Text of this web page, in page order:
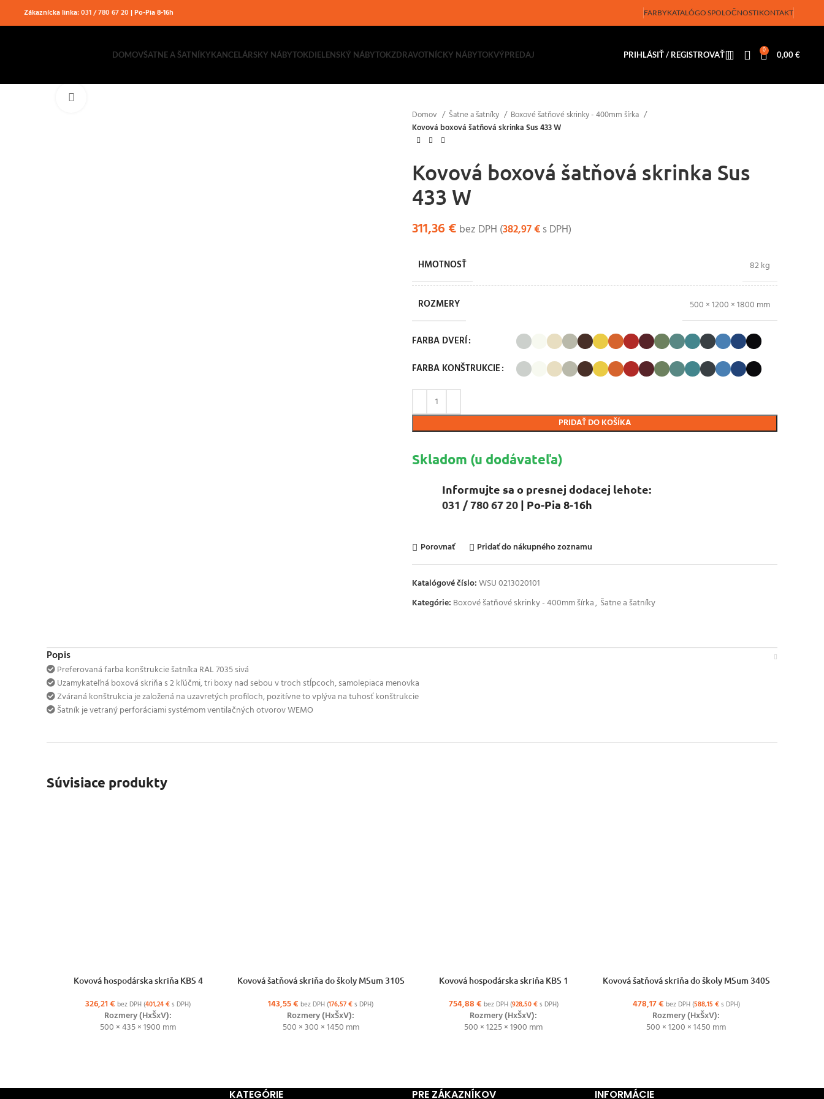
Zákaznícka linka:031 / 780 67 20 | Po-Pia 8-16h FARBYKATALÓGO SPOLOČNOSTIKONTAKT
DOMOVŠATNE A ŠATNÍKYKANCELÁRSKY NÁBYTOKDIELENSKÝ NÁBYTOKZDRAVOTNÍCKY NÁBYTOKVÝPREDAJ PRIHLÁSIŤ / REGISTROVAŤ 0 0,00€
Domov Šatne a šatníky
Boxové šatňové skrinky - 400mm šírka
Kovová boxová šatňová skrinka Sus 433 W
Kovová boxová šatňová skrinka Sus
433 W
311,36 € bez DPH (382,97€s DPH)
HMOTNOSŤ 82 kg
ROZMERY 500 × 1200 × 1800 mm
FARBA DVERÍ
FARBA KONŠTRUKCIE
PRIDAŤ DO KOŠÍKA
Skladom (u dodávateľa)
Informujte sa o presnej dodacej lehote:
031 / 780 67 20 | Po-Pia 8-16h
Porovnať Pridať do nákupného zoznamu
Katalógové číslo:WSU 0213020101
Kategórie: Boxové šatňové skrinky - 400mm šírka, Šatne a šatníky
Popis
Preferovaná farba konštrukcie šatníka RAL 7035 sivá
Uzamykateľná boxová skriňa s 2 kľúčmi, tri boxy nad sebou v troch stĺpcoch, samolepiaca menovka
Zváraná konštrukcia je založená na uzavretých profiloch, pozitívne to vplýva na tuhosť konštrukcie
Šatník je vetraný perforáciami systémom ventilačných otvorov WEMO
Súvisiace produkty
VÝBER MOŽNOSTÍ
Kovová hospodárska skriňa KBS 4
326,21€ bez DPH (401,24€s DPH)
Rozmery (HxŠxV):
500 × 435 × 1900 mm
VÝBER MOŽNOSTÍ
Kovová šatňová skriňa do školy MSum 310S
143,55€ bez DPH (176,57€s DPH)
Rozmery (HxŠxV):
500 × 300 × 1450 mm
VÝBER MOŽNOSTÍ
Kovová hospodárska skriňa KBS 1
754,88€ bez DPH (928,50€s DPH)
Rozmery (HxŠxV):
500 × 1225 × 1900 mm
VÝBER MOŽNOSTÍ
Kovová šatňová skriňa do školy MSum 340S
478,17€ bez DPH (588,15 €s DPH)
Rozmery (HxŠxV):
500 × 1200 × 1450 mm
KATEGÓRIE PRE ZÁKAZNÍKOV INFORMÁCIE